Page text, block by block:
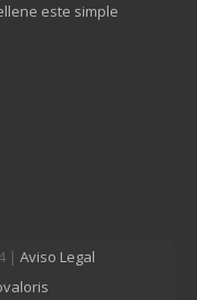
este simple
| Aviso Legal